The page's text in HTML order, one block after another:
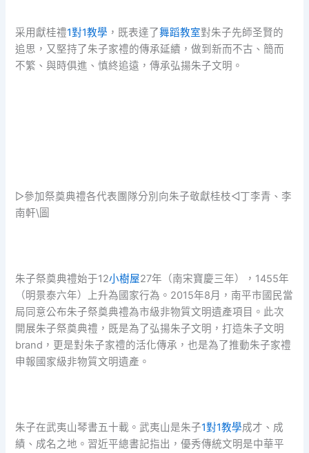
采用獻桂禮1對1教學 ，既表達了舞蹈教室對朱子先師圣賢的
追思，又堅持了朱子家禮的傳承延續，做到新而不古、簡而
不繁、與時俱進、慎終追遠，傳承弘揚朱子文明。
▷參加祭奠典禮各代表團隊分別向朱子敬獻桂枝◁丁李青、李
南軒\圖
朱子祭奠典禮始于12小樹屋27年（南宋寶慶三年），1455年
（明景泰六年）上升為國家行為。2015年8月，南平市國民當
局同意公布朱子祭奠典禮為市級非物質文明遺產項目。此次
開展朱子祭奠典禮，既是為了弘揚朱子文明，打造朱子文明
brand，更是對朱子家禮的活化傳承，也是為了推動朱子家禮
申報國家級非物質文明遺產。
朱子在武夷山琴書五十載。武夷山是朱子1對1教學成才、成
績、成名之地。習近平總書記指出，優秀傳統文明是中華平